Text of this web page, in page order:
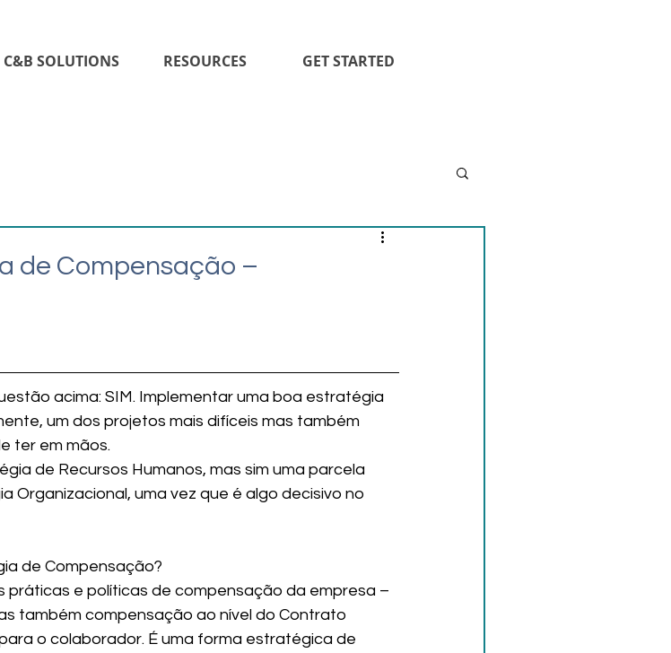
C&B SOLUTIONS RESOURCES GET STARTED
de Compensação –
um dos projetos mais difíceis mas também
ter em mãos.
de Recursos Humanos, mas sim uma parcela
Organizacional, uma vez que é algo decisivo no
de Compensação?
práticas e políticas de compensação da empresa –
também compensação ao nível do Contrato
o colaborador. É uma forma estratégica de